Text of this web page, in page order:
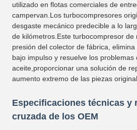
utilizado en flotas comerciales de
campervan.Los turbocompresores
desgaste mecánico predecible a lo
de kilómetros.Este turbocompresor
presión del colector de fábrica,
bajo impulso y resuelve los problemas
aceite,proporcionar una solución de
aumento extremo de las piezas
Especificaciones técnicas y
cruzada de los OEM